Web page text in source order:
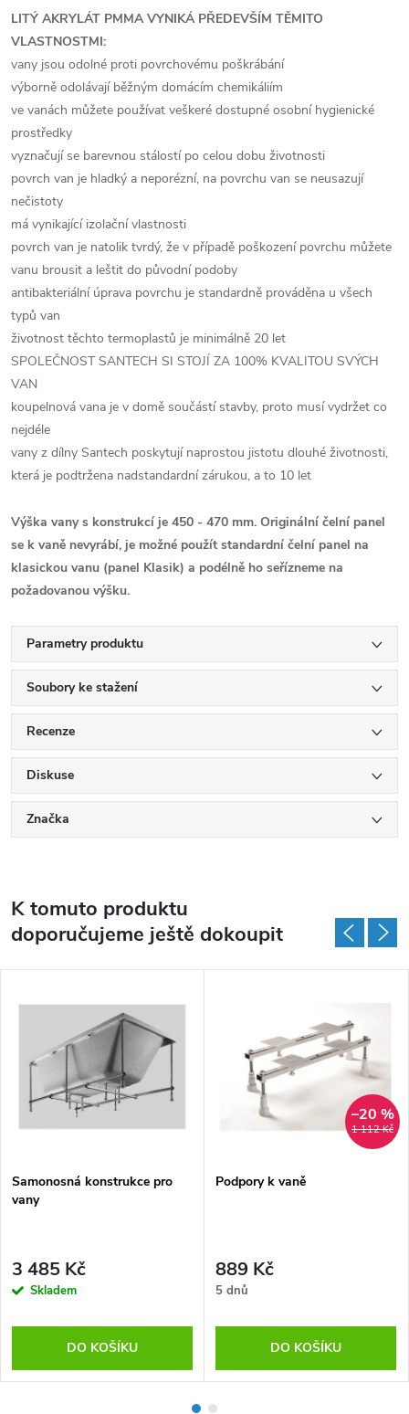
LITÝ AKRYLÁT PMMA VYNIKÁ PŘEDEVŠÍM TĚMITO
VLASTNOSTMI:
vany jsou odolné proti povrchovému poškrábání
výborně odolávají běžným domácím chemikáliím
ve vanách můžete používat veškeré dostupné osobní hygienické
prostředky
vyznačují se barevnou stálostí po celou dobu životnosti
povrch van je hladký a neporézní, na povrchu van se neusazují
nečistoty
má vynikající izolační vlastnosti
povrch van je natolik tvrdý, že v případě poškození povrchu můžete
vanu brousit a leštit do původní podoby
antibakteriální úprava povrchu je standardně prováděna u všech
typů van
životnost těchto termoplastů je minimálně 20 let
SPOLEČNOST SANTECH SI STOJÍ ZA 100% KVALITOU SVÝCH
VAN
koupelnová vana je v domě součástí stavby, proto musí vydržet co
nejdéle
vany z dílny Santech poskytují naprostou jistotu dlouhé životnosti,
která je podtržena nadstandardní zárukou, a to 10 let
Výška vany s konstrukcí je 450 - 470 mm. Originální čelní panel
se k vaně nevyrábí, je možné použít standardní čelní panel na
klasickou vanu (panel Klasik) a podélně ho seřízneme na
požadovanou výšku.
Parametry produktu
Soubory ke stažení
Recenze
Diskuse
Značka
K tomuto produktu
doporučujeme ještě dokoupit
Samonosná konstrukce pro
vany
3 485 Kč
Skladem
DO KOŠÍKU
1 112 Kč
–20 %
Podpory k vaně
889 Kč
5 dnů
DO KOŠÍKU